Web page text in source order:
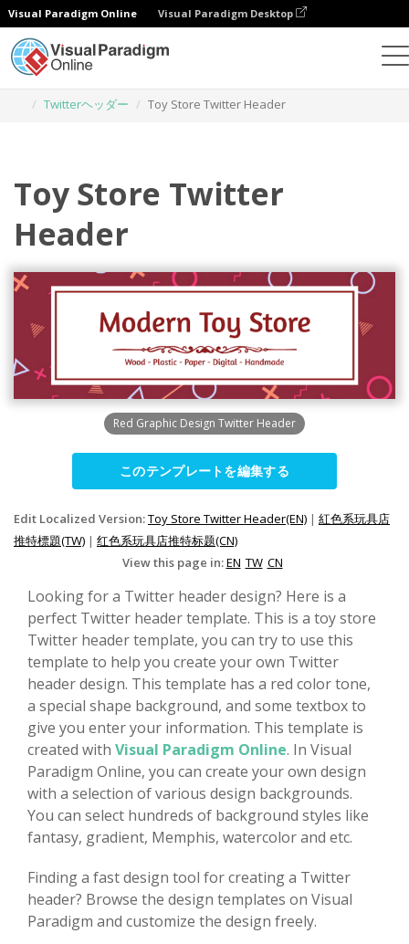
Visual Paradigm Online Visual Paradigm Desktop
Twitterヘッダー
Toy Store Twitter Header
Toy Store Twitter
Header
Red Graphic Design Twitter Header
このテンプレートを編集する
Edit Localized Version:Toy Store Twitter Header(EN) | 紅色系玩具店
推特標題(TW) | 红色系玩具店推特标题(CN)
View this page in:EN TW CN
Looking for a Twitter header design? Here is a
perfect Twitter header template. This is a toy store
Twitter header template, you can try to use this
template to help you create your own Twitter
header design. This template has a red color tone,
a special shape background, and some textbox to
give you enter your information. This template is
created with Visual Paradigm Online. In Visual
Paradigm Online, you can create your own design
with a selection of various design backgrounds.
You can select hundreds of background styles like
fantasy, gradient, Memphis, watercolor and etc.
Finding a fast design tool for creating a Twitter
header? Browse the design templates on Visual
Paradigm and customize the design freely.